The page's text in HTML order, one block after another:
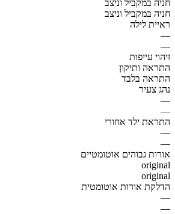
חניה במקביל וניצב
חניה במקביל וניצב
ראיית לילה
—
—
זיהוי עייפות
התראה ותיקון
התראה בלבד
נהג צעיר
—
—
התראת ילד אחורי
—
—
אורות גבוהים אוטומטיים
original
original
הדלקת אורות אוטומטית
—
—